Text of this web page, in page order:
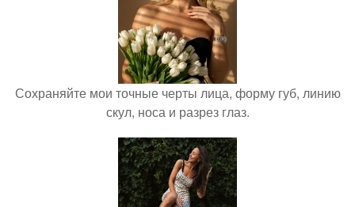
Сохраняйте мои точные черты лица, форму губ, линию
скул, носа и разрез глаз.